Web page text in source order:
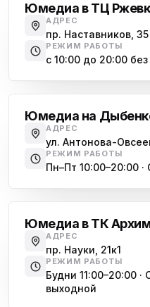
ю
Юмедиа в ТК
пр. Маршала
Юмедиа на
ю ул. Белы Куна,
ю
Юмедиа в
ул. Будапештская,
Юмедиа
ю
Юмедиа во
пр.
Юмедиа в ТЦ
АДРЕС
пр. Наставников, 35
РЕЖИМ РАБОТЫ
с 10:00 до 20:00
Юмедиа на
АДРЕС
ул. Антонова-
РЕЖИМ РАБОТЫ
Пн–Пт 10:00–20:00 ·
Юмедиа в ТК
АДРЕС
пр. Науки, 21к1
РЕЖИМ РАБОТЫ
Будни 11:00–20:00 ·
выходной